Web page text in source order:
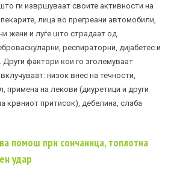
ги извршуваат своите активности на
лица во прегреани автомобили,
жени и луѓе што страдаат од
респираторни, дијабетес и
Други фактори кои го зголемуваат
низок внес на течности,
примена на лекови (диуретици и други
крвниот притисок), дебелина, слаба
помош при сончаница, топлотна
удар